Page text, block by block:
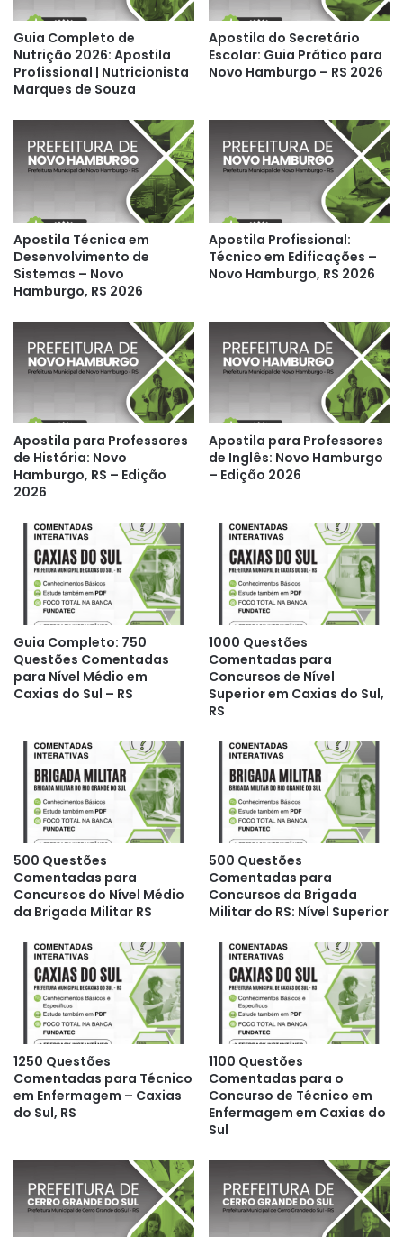
Guia Completo de
Nutrição 2026: Apostila
Profissional | Nutricionista
Marques de Souza
Apostila do Secretário
Escolar: Guia Prático para
Novo Hamburgo – RS 2026
Apostila Técnica em
Desenvolvimento de
Sistemas – Novo
Hamburgo, RS 2026
Apostila Profissional:
Técnico em Edificações –
Novo Hamburgo, RS 2026
Apostila para Professores
de História: Novo
Hamburgo, RS – Edição
2026
Apostila para Professores
de Inglês: Novo Hamburgo
– Edição 2026
Guia Completo: 750
Questões Comentadas
para Nível Médio em
Caxias do Sul – RS
1000 Questões
Comentadas para
Concursos de Nível
Superior em Caxias do Sul,
RS
500 Questões
Comentadas para
Concursos do Nível Médio
da Brigada Militar RS
500 Questões
Comentadas para
Concursos da Brigada
Militar do RS: Nível Superior
1250 Questões
Comentadas para Técnico
em Enfermagem – Caxias
do Sul, RS
1100 Questões
Comentadas para o
Concurso de Técnico em
Enfermagem em Caxias do
Sul